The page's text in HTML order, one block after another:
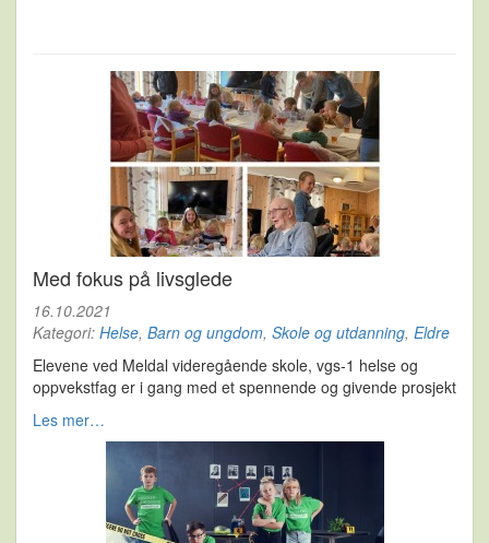
Med fokus på livsglede
16.10.2021
Kategori: Helse, Barn og ungdom, Skole og utdanning, Eldre
Elevene ved Meldal videregående skole, vgs-1 helse og
oppvekstfag er i gang med et spennende og givende prosjekt
Les mer…